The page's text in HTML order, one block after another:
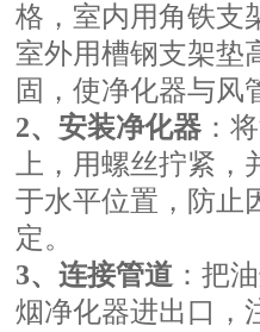
格，室内用角铁支
室外用槽钢支架垫
固，使净化器与风
2、安装净化器 ：
上，用螺丝拧紧，
于水平位置，防止
定。
3、连接管道：把
烟净化器进出口，